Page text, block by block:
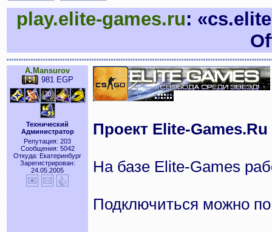
play.elite-games.ru:
A.Mansurov
981 EGP
Технический
Администратор
Репутация: 203
Сообщения: 5042
Откуда: Екатеринбург
Зарегистрирован:
24.05.2005
Проект Elite-
На базе Elite-Games
Подключиться можно